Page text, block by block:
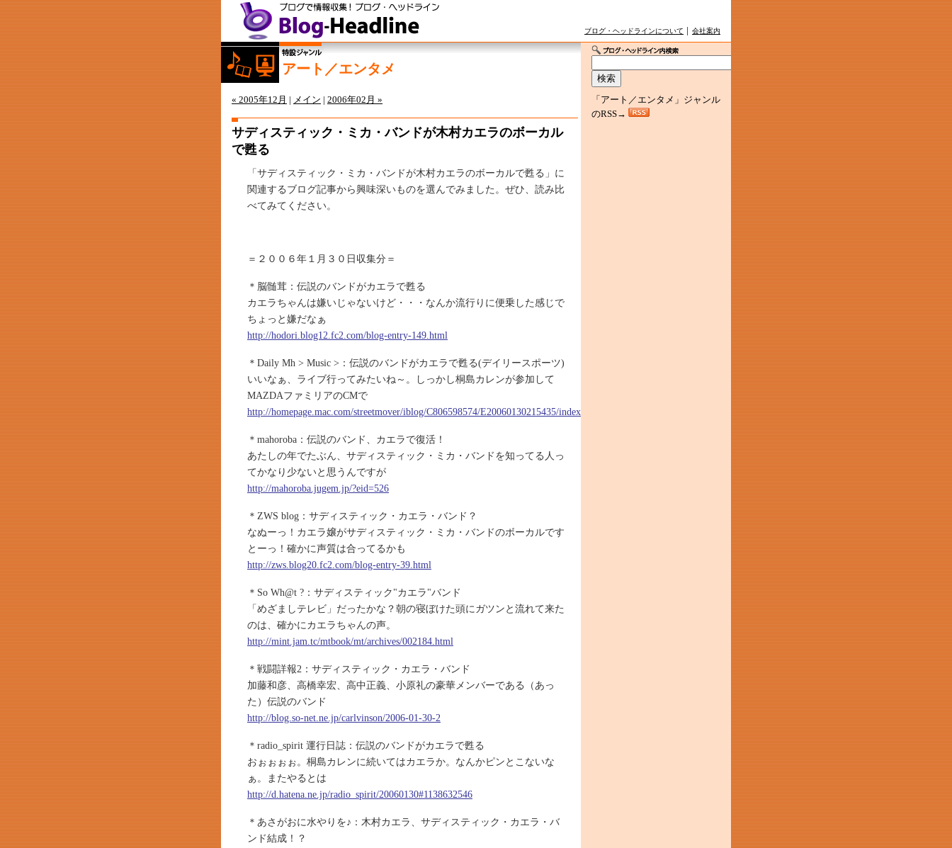
ブログ・ヘッドラインについて 会社案内
アート／エンタメ
« 2005年12月 メイン 2006年02月 »
サディスティック・ミカ・バンドが木村カエラのボーカル
で甦る
「サディスティック・ミカ・バンドが木村カエラのボーカルで甦る」に
関連するブログ記事から興味深いものを選んでみました。ぜひ、読み比
べてみてください。
＝２００６年１月３０日収集分＝
＊脳髄茸：伝説のバンドがカエラで甦る
カエラちゃんは嫌いじゃないけど・・・なんか流行りに便乗した感じで
ちょっと嫌だなぁ
http://hodori.blog12.fc2.com/blog-entry-149.html
＊Daily Mh > Music >：伝説のバンドがカエラで甦る(デイリースポーツ)
いいなぁ、ライブ行ってみたいね～。しっかし桐島カレンが参加して
MAZDAファミリアのCMで
http://homepage.mac.com/streetmover/iblog/C806598574/E20060130215435/index.html
＊mahoroba：伝説のバンド、カエラで復活！
あたしの年でたぶん、サディスティック・ミカ・バンドを知ってる人っ
てかなり少ないと思うんですが
http://mahoroba.jugem.jp/?eid=526
＊ZWS blog：サディスティック・カエラ・バンド？
なぬーっ！カエラ嬢がサディスティック・ミカ・バンドのボーカルです
とーっ！確かに声質は合ってるかも
http://zws.blog20.fc2.com/blog-entry-39.html
＊So Wh@t ?：サディスティック"カエラ"バンド
「めざましテレビ」だったかな？朝の寝ぼけた頭にガツンと流れて来た
のは、確かにカエラちゃんの声。
http://mint.jam.tc/mtbook/mt/archives/002184.html
＊戦闘詳報2：サディスティック・カエラ・バンド
加藤和彦、高橋幸宏、高中正義、小原礼の豪華メンバーである（あっ
た）伝説のバンド
http://blog.so-net.ne.jp/carlvinson/2006-01-30-2
＊radio_spirit 運行日誌：伝説のバンドがカエラで甦る
おぉぉぉぉ。桐島カレンに続いてはカエラか。なんかピンとこないな
ぁ。またやるとは
http://d.hatena.ne.jp/radio_spirit/20060130#1138632546
＊あさがおに水やりを♪：木村カエラ、サディスティック・カエラ・バ
ンド結成！？
「アート／エンタメ」ジャンル
のRSS→